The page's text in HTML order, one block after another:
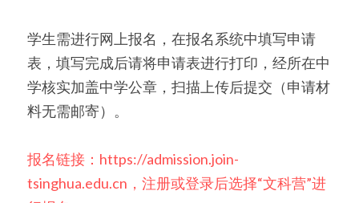
学生需进行网上报名，在报名系统中填写申请
表，填写完成后请将申请表进行打印，经所在中
学核实加盖中学公章，扫描上传后提交（申请材
料无需邮寄）。
报名链接：https://admission.join-
tsinghua.edu.cn，注册或登录后选择“文科营”进